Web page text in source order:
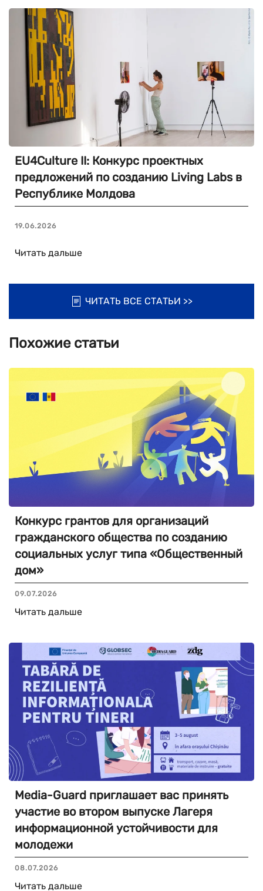
EU4Culture II: Конкурс проектных
предложений по созданию Living Labs в
Республике Молдова
19.06.2026
Читать дальше
ЧИТАТЬ ВСЕ СТАТЬИ >>
Похожие статьи
Конкурс грантов для организаций
гражданского общества по созданию
социальных услуг типа «Общественный
дом»
09.07.2026
Читать дальше
Media-Guard приглашает вас принять
участие во втором выпуске Лагеря
информационной устойчивости для
молодежи
08.07.2026
Читать дальше